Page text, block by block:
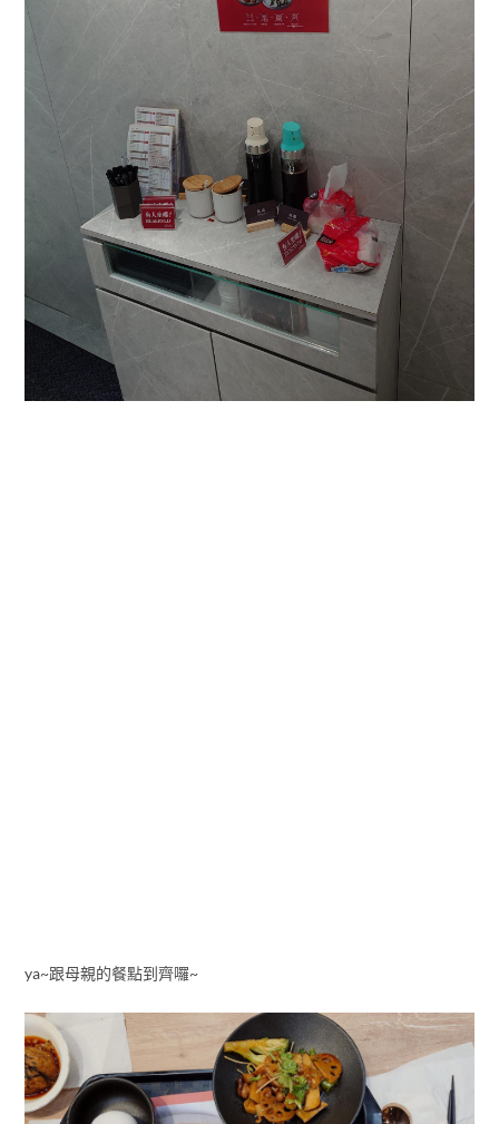
ya~跟母親的餐點到齊囉~